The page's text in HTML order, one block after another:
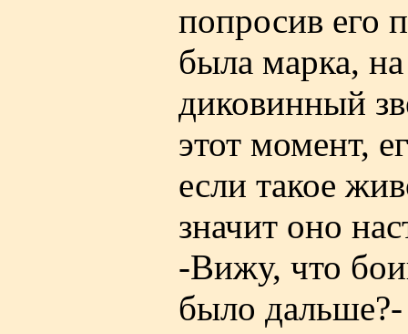
попросив его
была марка,
диковинный
этот момент,
если такое
значит оно
-Вижу, что
было